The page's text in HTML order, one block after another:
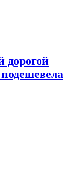
дорогой